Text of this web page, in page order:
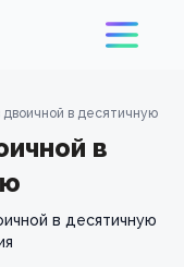
двоичной в десятичную
в
в десятичную